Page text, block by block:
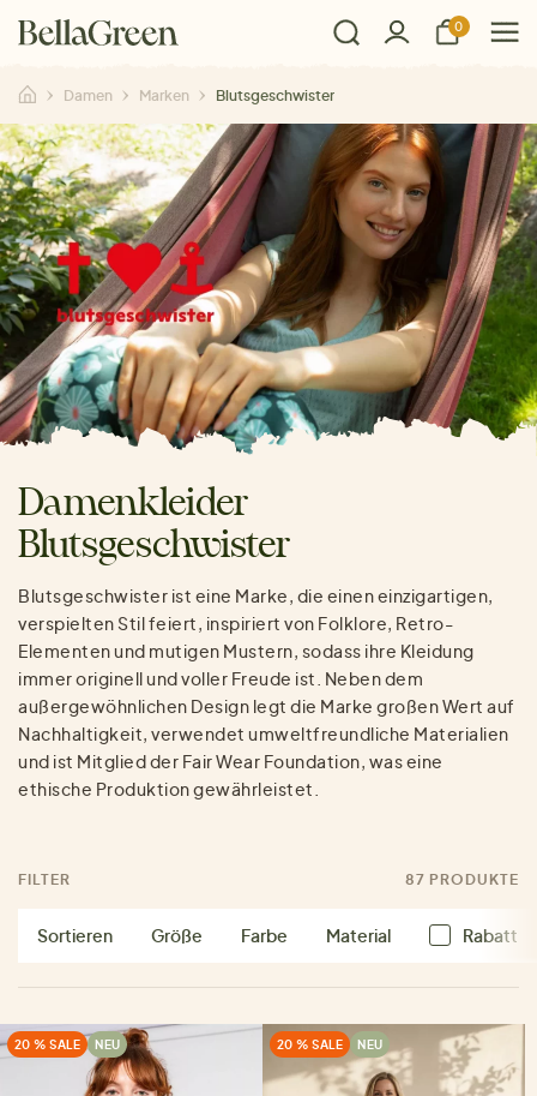
0
Damen Marken Blutsgeschwister
Damenkleider
Blutsgeschwister
Blutsgeschwister ist eine Marke, die einen einzigartigen,
verspielten Stil feiert, inspiriert von Folklore, Retro-
Elementen und mutigen Mustern, sodass ihre Kleidung
immer originell und voller Freude ist. Neben dem
außergewöhnlichen Design legt die Marke großen Wert auf
Nachhaltigkeit, verwendet umweltfreundliche Materialien
und ist Mitglied der Fair Wear Foundation, was eine
ethische Produktion gewährleistet.
FILTER 87 PRODUKTE
Sortieren Größe Farbe Material Rabatt
20 % SALE NEU 20 % SALE NEU